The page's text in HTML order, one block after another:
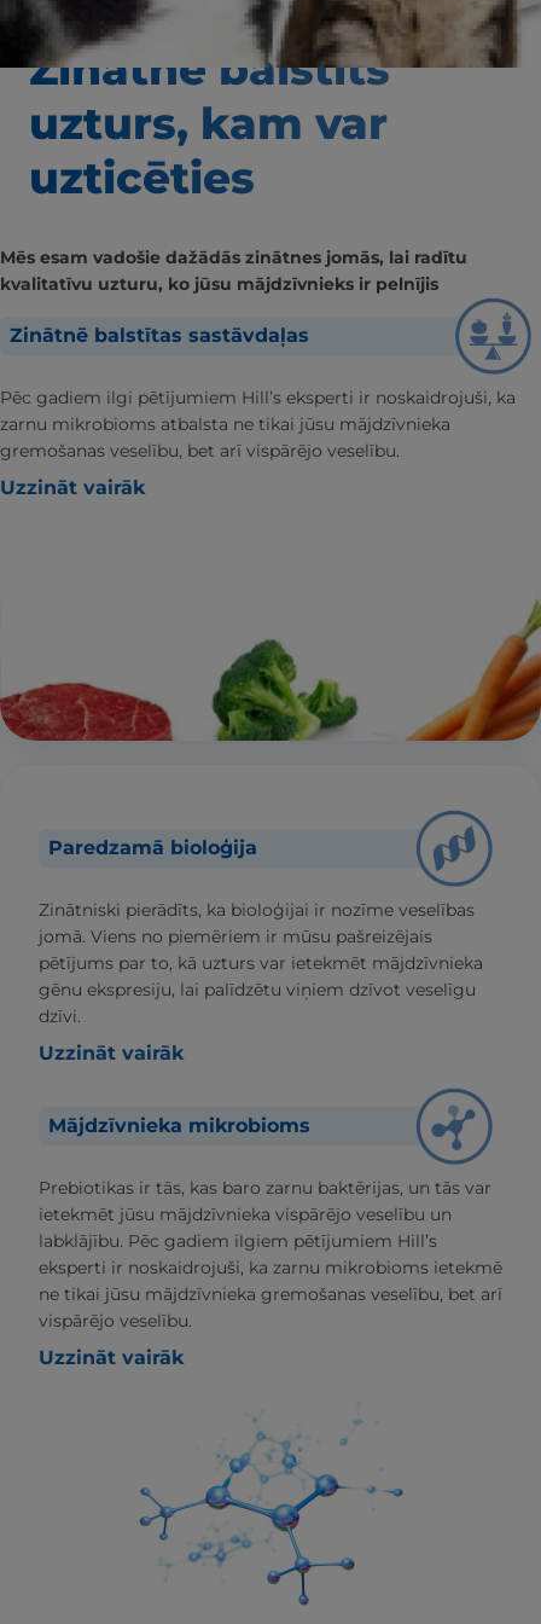
Zinātnē balstīts
uzturs, kam var
uzticēties
Mēs esam vadošie dažādās zinātnes jomās, lai radītu
kvalitatīvu uzturu, ko jūsu mājdzīvnieks ir pelnījis
Zinātnē balstītas sastāvdaļas
Pēc gadiem ilgi pētījumiem Hill’s eksperti ir noskaidrojuši, ka
zarnu mikrobioms atbalsta ne tikai jūsu mājdzīvnieka
gremošanas veselību, bet arī vispārējo veselību.
Uzzināt vairāk
Paredzamā bioloģija
Zinātniski pierādīts, ka bioloģijai ir nozīme veselības
jomā. Viens no piemēriem ir mūsu pašreizējais
pētījums par to, kā uzturs var ietekmēt mājdzīvnieka
gēnu ekspresiju, lai palīdzētu viņiem dzīvot veselīgu
dzīvi.
Uzzināt vairāk
Mājdzīvnieka mikrobioms
Prebiotikas ir tās, kas baro zarnu baktērijas, un tās var
ietekmēt jūsu mājdzīvnieka vispārējo veselību un
labklājību. Pēc gadiem ilgiem pētījumiem Hill’s
eksperti ir noskaidrojuši, ka zarnu mikrobioms ietekmē
ne tikai jūsu mājdzīvnieka gremošanas veselību, bet arī
vispārējo veselību.
Uzzināt vairāk